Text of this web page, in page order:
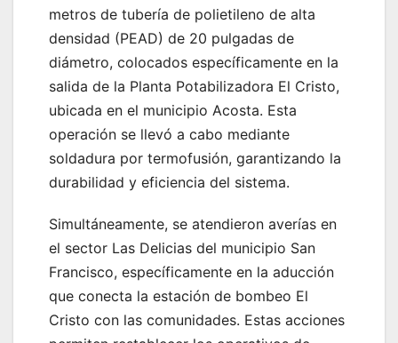
metros de tubería de polietileno de alta
densidad (PEAD) de 20 pulgadas de
diámetro, colocados específicamente en la
salida de la Planta Potabilizadora El Cristo,
ubicada en el municipio Acosta. Esta
operación se llevó a cabo mediante
soldadura por termofusión, garantizando la
durabilidad y eficiencia del sistema.
Simultáneamente, se atendieron averías en
el sector Las Delicias del municipio San
Francisco, específicamente en la aducción
que conecta la estación de bombeo El
Cristo con las comunidades. Estas acciones